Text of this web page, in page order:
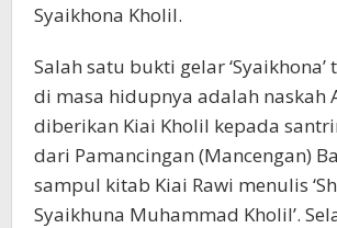
Syaikhona Kholil.
Salah satu bukti gelar
di masa hidupnya adalah naskah
diberikan Kiai Kholil kepada
dari Pamancingan (Mancengan)
sampul kitab Kiai Rawi menulis
Syaikhuna Muhammad Kholil’.